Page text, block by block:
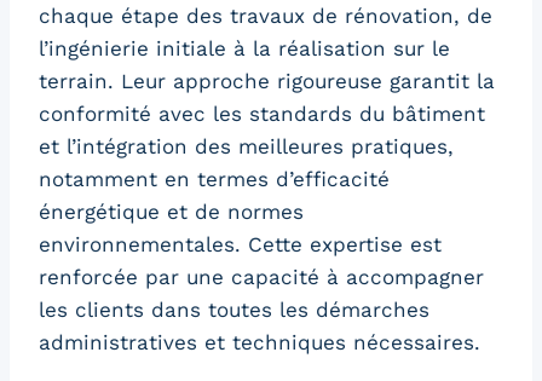
chaque étape des travaux de rénovation, de
l’ingénierie initiale à la réalisation sur le
terrain. Leur approche rigoureuse garantit la
conformité avec les standards du bâtiment
et l’intégration des meilleures pratiques,
notamment en termes d’efficacité
énergétique et de normes
environnementales. Cette expertise est
renforcée par une capacité à accompagner
les clients dans toutes les démarches
administratives et techniques nécessaires.